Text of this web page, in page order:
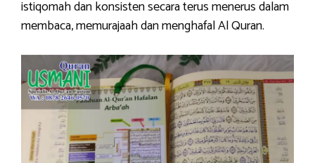
istiqomah dan konsisten secara terus menerus dalam
membaca, memurajaah dan menghafal Al Quran.